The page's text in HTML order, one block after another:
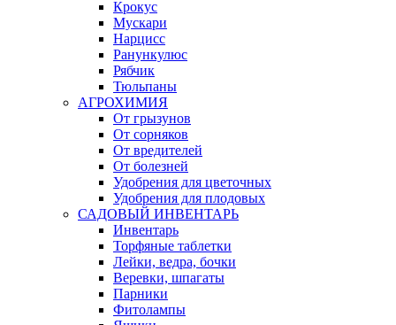
Крокус
Мускари
Нарцисс
Ранункулюс
Рябчик
Тюльпаны
АГРОХИМИЯ
От грызунов
От сорняков
От вредителей
От болезней
Удобрения для цветочных
Удобрения для плодовых
САДОВЫЙ ИНВЕНТАРЬ
Инвентарь
Торфяные таблетки
Лейки, ведра, бочки
Веревки, шпагаты
Парники
Фитолампы